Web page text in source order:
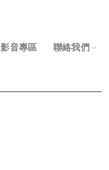
影音專區 聯絡我們